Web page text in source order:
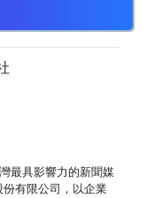
最具影響力的新聞媒
有限公司，以企業